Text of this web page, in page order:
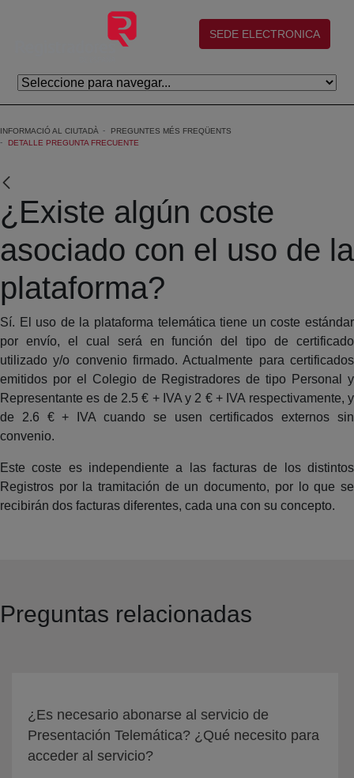
Salta al contingut principal
(abre en nueva ventana)
SEDE ELECTRONICA
INFORMACIÓ AL CIUTADÀ
PREGUNTES MÉS FREQÜENTS
DETALLE PREGUNTA FRECUENTE
¿Existe algún coste
asociado con el uso de la
plataforma?
Sí. El uso de la plataforma telemática tiene un coste estándar
por envío, el cual será en función del tipo de certificado
utilizado y/o convenio firmado. Actualmente para certificados
emitidos por el Colegio de Registradores de tipo Personal y
Representante es de 2.5 € + IVA y 2 € + IVA respectivamente, y
de 2.6 € + IVA cuando se usen certificados externos sin
convenio.
Este coste es independiente a las facturas de los distintos
Registros por la tramitación de un documento, por lo que se
recibirán dos facturas diferentes, cada una con su concepto.
Preguntas relacionadas
¿Es necesario abonarse al servicio de
Presentación Telemática? ¿Qué necesito para
acceder al servicio?